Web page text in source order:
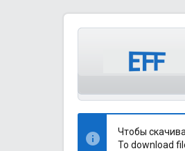
Чтобы
To download